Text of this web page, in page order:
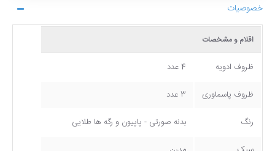
خصوصیات
اقلام و مشخصات
ظروف ادویه 4 عدد
ظروف پاسماوری 3 عدد
رنگ بدنه صورتی - پاپیون و رگه ها طلایی